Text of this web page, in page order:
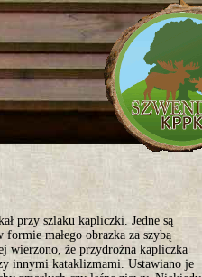
przy szlaku kapliczki. Jedne są
formie małego obrazka za szybą
wierzono, że przydrożna kapliczka
innymi kataklizmami. Ustawiano je